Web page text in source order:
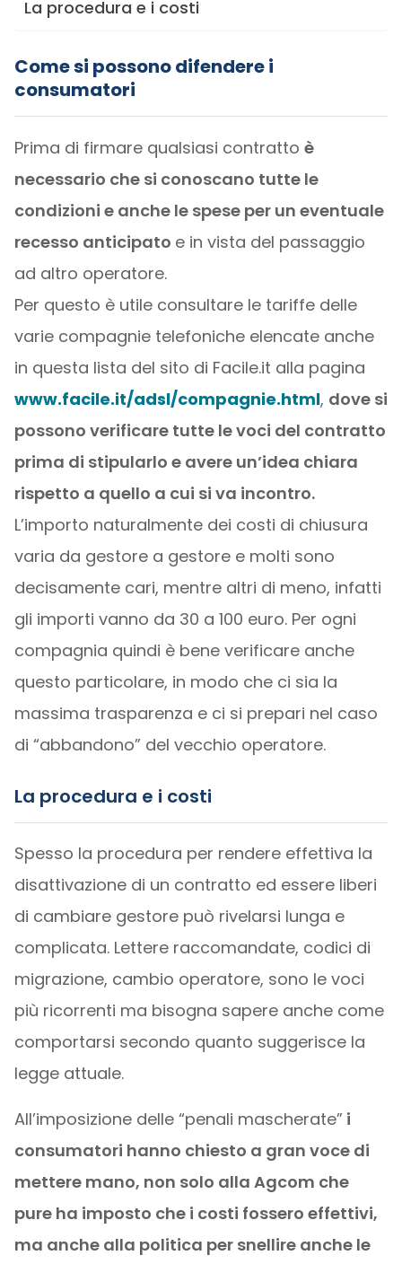
La procedura e i costi
Come si possono difendere i
consumatori
Prima di firmare qualsiasi contratto è
necessario che si conoscano tutte le
condizioni e anche le spese per un eventuale
recesso anticipato e in vista del passaggio
ad altro operatore.
Per questo è utile consultare le tariffe delle
varie compagnie telefoniche elencate anche
in questa lista del sito di Facile.it alla pagina
www.facile.it/adsl/compagnie.html, dove si
possono verificare tutte le voci del contratto
prima di stipularlo e avere un’idea chiara
rispetto a quello a cui si va incontro.
L’importo naturalmente dei costi di chiusura
varia da gestore a gestore e molti sono
decisamente cari, mentre altri di meno, infatti
gli importi vanno da 30 a 100 euro. Per ogni
compagnia quindi è bene verificare anche
questo particolare, in modo che ci sia la
massima trasparenza e ci si prepari nel caso
di “abbandono” del vecchio operatore.
La procedura e i costi
Spesso la procedura per rendere effettiva la
disattivazione di un contratto ed essere liberi
di cambiare gestore può rivelarsi lunga e
complicata. Lettere raccomandate, codici di
migrazione, cambio operatore, sono le voci
più ricorrenti ma bisogna sapere anche come
comportarsi secondo quanto suggerisce la
legge attuale.
All’imposizione delle “penali mascherate”i
consumatori hanno chiesto a gran voce di
mettere mano, non solo alla Agcom che
pure ha imposto che i costi fossero effettivi,
ma anche alla politica per snellire anche le